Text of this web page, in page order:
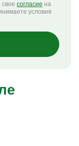
согласие на
условия